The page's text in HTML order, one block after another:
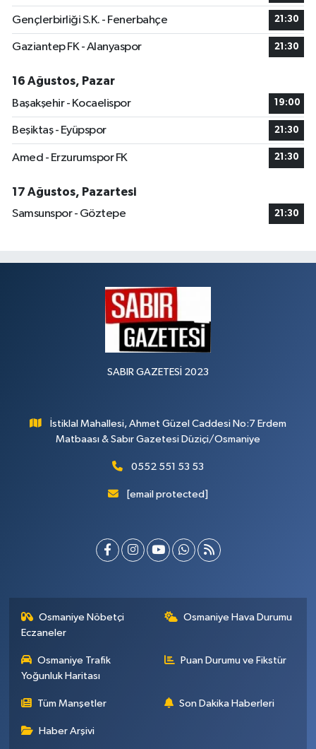
Gençlerbirliği S.K. - Fenerbahçe 21:30
Gaziantep FK - Alanyaspor 21:30
16 Ağustos, Pazar
Başakşehir - Kocaelispor
19:00
Beşiktaş - Eyüpspor 21:30
Amed - Erzurumspor FK 21:30
17 Ağustos, Pazartesi
Samsunspor - Göztepe
21:30
SABIR GAZETESİ 2023
İstiklal Mahallesi, Ahmet Güzel Caddesi No:7 Erdem
Matbaası & Sabır Gazetesi Düziçi/Osmaniye
0552 551 53 53
[email protected]
Osmaniye Nöbetçi
Eczaneler
Osmaniye Hava Durumu
Osmaniye Trafik
Yoğunluk Haritası
Puan Durumu ve Fikstür
Tüm Manşetler Son Dakika Haberleri
Haber Arşivi